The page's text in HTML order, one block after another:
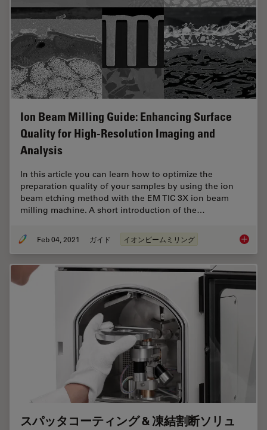
Ion Beam Milling Guide: Enhancing Surface
Quality for High-Resolution Imaging and
Analysis
In this article you can learn how to optimize the
preparation quality of your samples by using the ion
beam etching method with the EM TIC 3X ion beam
milling machine. A short introduction of the…
Feb 04, 2021 ガイド イオンビームミリング Ion
スパッタコーティング & 凍結割断ソリュ